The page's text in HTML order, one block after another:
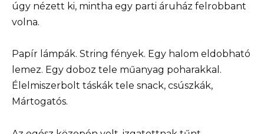
úgy nézett ki, mintha egy parti áruház felrobbant
volna.
Papír lámpák. String fények. Egy halom eldobható
lemez. Egy doboz tele műanyag poharakkal.
Élelmiszerbolt táskák tele snack, csúszkák,
Mártogatós.